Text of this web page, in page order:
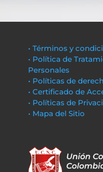
• Términos y
• Política de
Personales
• Políticas de
• Certificado de
• Políticas de
• Mapa del Sitio